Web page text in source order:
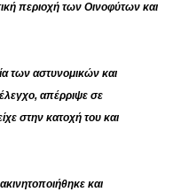
περιοχή των Οινοφύτων και
των αστυνομικών και
απέρριψε σε
στην κατοχή του και
και